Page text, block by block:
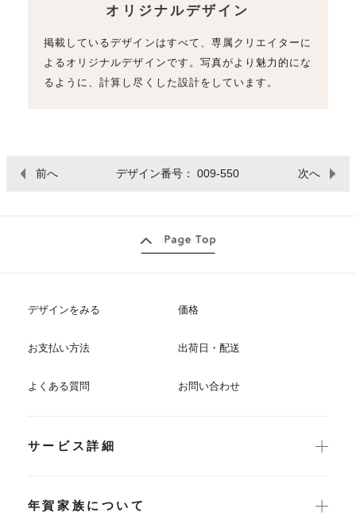
オリジナルデザイン
掲載しているデザインはすべて、専属クリエイターに
よるオリジナルデザインです。写真がより魅力的にな
るように、計算し尽くした設計をしています。
前へ デザイン番号： 009-550 次へ
デザインをみる 価格
お支払い方法 出荷日・配送
よくある質問 お問い合わせ
サービス詳細
年賀家族について